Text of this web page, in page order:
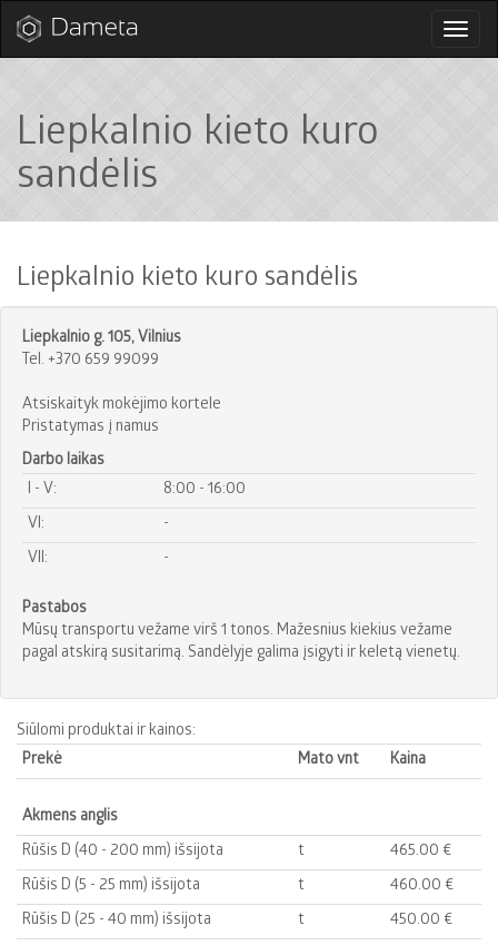
Liepkalnio kieto kuro
sandėlis
Liepkalnio kieto kuro sandėlis
Liepkalnio g. 105, Vilnius
Tel. +370 659 99099
Atsiskaityk mokėjimo kortele
Pristatymas į namus
Darbo laikas
I - V:
8:00 - 16:00
VI:
-
VII:
-
Pastabos
Mūsų transportu vežame virš 1 tonos. Mažesnius kiekius vežame
pagal atskirą susitarimą. Sandėlyje galima įsigyti ir keletą vienetų.
Siūlomi produktai ir kainos:
Prekė
Mato vnt Kaina
Akmens anglis
Rūšis D (40 - 200 mm) išsijota
t
465.00 €‎
Rūšis D (5 - 25 mm) išsijota
t
460.00 €‎
Rūšis D (25 - 40 mm) išsijota
t
450.00 €‎